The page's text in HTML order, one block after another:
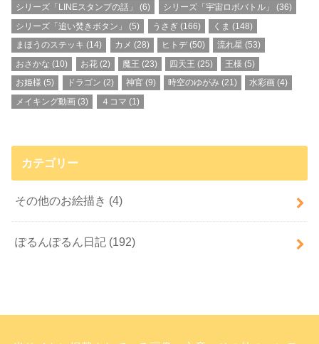
シリーズ「LINEスタンプの話」
(6) シリーズ「宇宙ロボバトル」
(36)
シリーズ「追い焚きボタン」
(5) うさぎ (166) くま (148)
まほうのステッキ (14) カメ (28) ヒトデ(50) 流れ星 (53)
おさかな (10) お花(2) 魔王 (23) 四天王 (25) 王様 (5)
お姫様 (5) ドラゴン (2) 神官 (9) 時空のゆがみ (21) 水彩画 (4)
メイキング動画 (3) ４コマ (1)
カテゴリー
その他のお絵描き (4)
ぽるんぽるん日記 (192)